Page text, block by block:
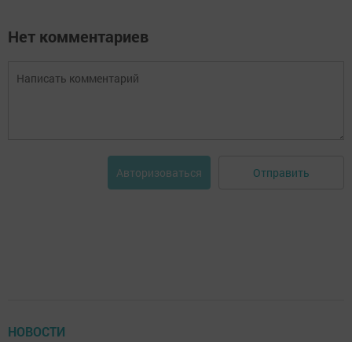
Нет комментариев
Авторизоваться Отправить
НОВОСТИ